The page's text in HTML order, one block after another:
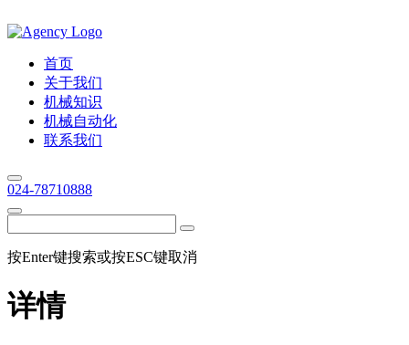
首页
关于我们
机械知识
机械自动化
联系我们
024-78710888
按Enter键搜索或按ESC键取消
详情